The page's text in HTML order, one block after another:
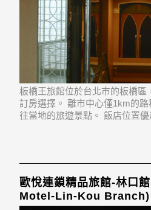
板橋王旅館位於台北市的板橋區
訂房選擇。 離市中心僅1km的
往當地的旅遊景點。 飯店位置
歐悅連鎖精品旅館-林口
Motel-Lin-Kou Branch)